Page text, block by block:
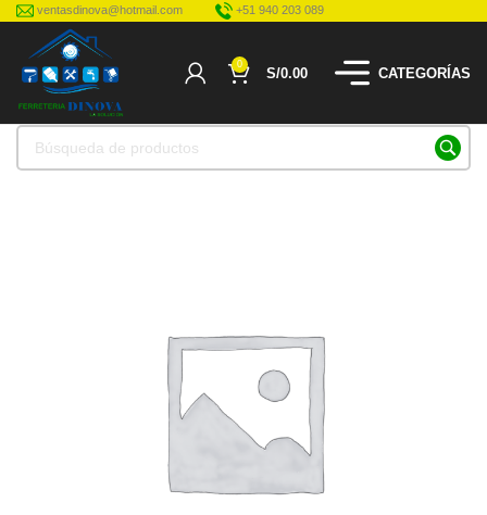
ventasdinova@hotmail.com +51 940 203 089
0
S/0.00 CATEGORÍAS